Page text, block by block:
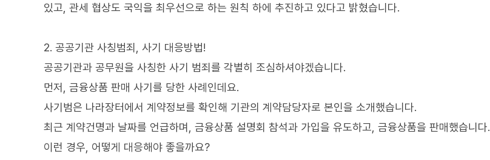
있고, 관세 협상도 국익을 최우선으로 하는 원칙 하에 추진하고 있다고 밝혔습니다.
2. 공공기관 사칭범죄, 사기 대응방법!
공공기관과 공무원을 사칭한 사기 범죄를 각별히 조심하셔야겠습니다.
먼저, 금융상품 판매 사기를 당한 사례인데요.
사기범은 나라장터에서 계약정보를 확인해 기관의 계약담당자로 본인을 소개했습니다.
최근 계약건명과 날짜를 언급하며, 금융상품 설명회 참석과 가입을 유도하고, 금융상품을 판매했습니다.
이런 경우, 어떻게 대응해야 좋을까요?